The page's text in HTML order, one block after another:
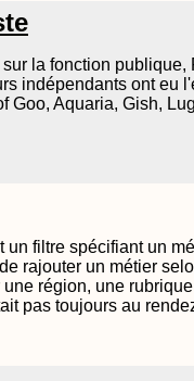
la fonction publique,
indépendants ont eu
Goo, Aquaria, Gish,
filtre spécifiant un
rajouter un métier
région, une
pas toujours au